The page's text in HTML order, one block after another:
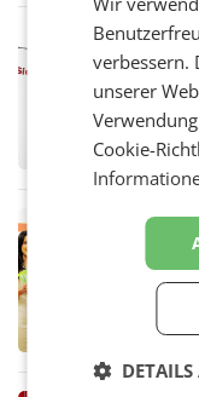
verbessern.
unserer
Cookie-